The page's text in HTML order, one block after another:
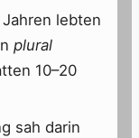
lebten
plural
10–20
sah darin